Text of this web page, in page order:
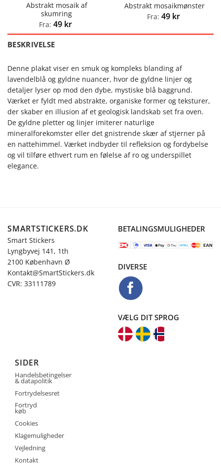
Abstrakt mosaik af
skumring
Fra: 49 kr
Abstrakt mosaikmønster
Fra: 49 kr
BESKRIVELSE
Denne plakat viser en smuk og kompleks blanding af
lavendelblå og gyldne nuancer, hvor de gyldne linjer og
detaljer lyser op mod den dybe, mystiske blå baggrund.
Værket er fyldt med abstrakte, organiske former og teksturer,
der skaber en illusion af et geologisk landskab set fra oven.
De gyldne pletter og linjer imiterer naturlige
mineralforekomster eller det gnistrende skær af stjerner på
en nattehimmel. Værket indbyder til refleksion og fordybelse
og vil tilføre ethvert rum en følelse af ro og underspillet
elegance.
SMARTSTICKERS.DK
Smart Stickers
Lyngbyvej 141, 1th
2100 København Ø
Kontakt@SmartStickers.dk
CVR: 33111789
BETALINGSMULIGHEDER
DIVERSE
VÆLG DIT SPROG
SIDER
Handelsbetingelser
& datapolitik
Fortrydelsesret
Fortryd
køb
Cookies
Klagemuligheder
Vejledning
Kontakt